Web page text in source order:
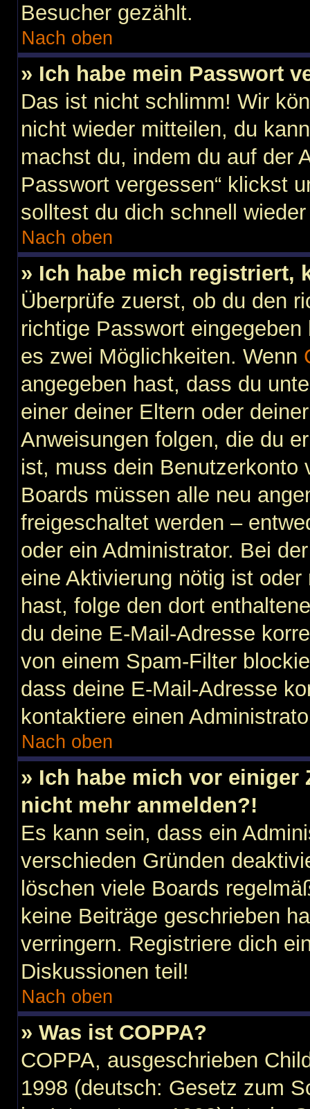
Besucher gezählt.
Nach oben
» Ich habe mein Passwort
Das ist nicht schlimm! Wir
nicht wieder mitteilen, du
machst du, indem du auf der
Passwort vergessen“ klickst
solltest du dich schnell
Nach oben
» Ich habe mich registriert,
Überprüfe zuerst, ob du den
richtige Passwort
es zwei Möglichkeiten. Wenn
angegeben hast, dass du
einer deiner Eltern oder
Anweisungen folgen, die du
ist, muss dein Benutzerkonto
Boards müssen alle neu
freigeschaltet werden –
oder ein Administrator. Bei
eine Aktivierung nötig ist
hast, folge den dort
du deine E-Mail-Adresse
von einem Spam-Filter
dass deine E-Mail-Adresse
kontaktiere einen
Nach oben
» Ich habe mich vor
nicht mehr anmelden?!
Es kann sein, dass ein
verschieden Gründen
löschen viele Boards
keine Beiträge geschrieben
verringern. Registriere dich
Diskussionen teil!
Nach oben
» Was ist COPPA?
COPPA, ausgeschrieben
1998 (deutsch: Gesetz zum